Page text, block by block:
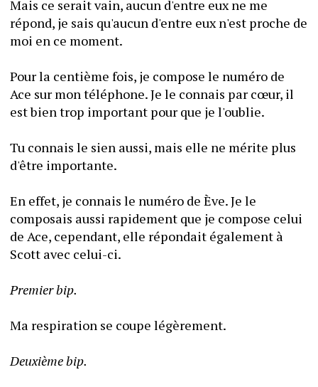
Mais ce serait vain, aucun d'entre eux ne me
répond, je sais qu'aucun d'entre eux n'est proche de
moi en ce moment.
Pour la centième fois, je compose le numéro de
Ace sur mon téléphone. Je le connais par cœur, il
est bien trop important pour que je l'oublie.
Tu connais le sien aussi, mais elle ne mérite plus
d'être importante.
En effet, je connais le numéro de Ève. Je le
composais aussi rapidement que je compose celui
de Ace, cependant, elle répondait également à
Scott avec celui-ci.
Premier bip.
Ma respiration se coupe légèrement.
Deuxième bip.